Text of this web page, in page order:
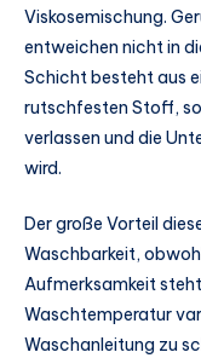
Viskosemischung.
entweichen nicht in
Schicht besteht aus
rutschfesten Stoff,
verlassen und die
wird.
Der große Vorteil
Waschbarkeit,
Aufmerksamkeit
Waschtemperatur
Waschanleitung zu